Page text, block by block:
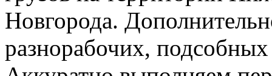
Новгорода.
разнорабочих,